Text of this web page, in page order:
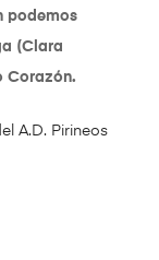
podemos
(Clara
Corazón.
A.D. Pirineos